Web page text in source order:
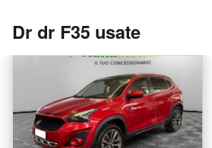
Dr dr F35 usate